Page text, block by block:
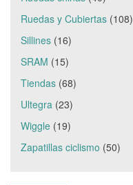
Ruedas y Cubiertas (108)
Sillines (16)
SRAM (15)
Tiendas (68)
Ultegra (23)
Wiggle (19)
Zapatillas ciclismo (50)